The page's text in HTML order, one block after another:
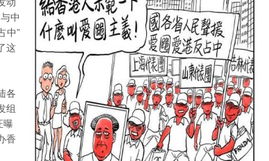
与中
中”
这
各
组
曝
香